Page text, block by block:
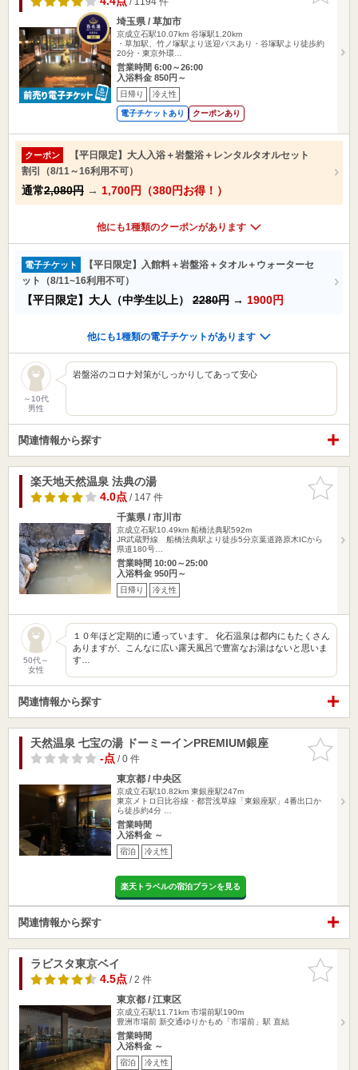
埼玉県 / 草加市
京成立石駅10.07km 谷塚駅1.20km
・草加駅、竹ノ塚駅より送迎バスあり・谷塚駅より徒歩約
20分・東京外環…
営業時間 6:00～26:00
入浴料金 850円～
日帰り 冷え性
電子チケットあり クーポンあり
クーポン
【平日限定】大人入浴＋岩盤浴＋レンタルタオルセット
割引（8/11～16利用不可）
通常2,080円 → 1,700円（380円お得！）
他にも1種類のクーポンがあります
電子チケット
【平日限定】入館料＋岩盤浴＋タオル＋ウォーターセ
ット（8/11~16利用不可）
【平日限定】大人（中学生以上） 2280円 → 1900円
他にも1種類の電子チケットがあります
～10代
男性
岩盤浴のコロナ対策がしっかりしてあって安心
関連情報から探す
お気に入
りに追加
楽天地天然温泉 法典の湯
4.0点/ 147 件
千葉県 / 市川市
京成立石駅10.49km 船橋法典駅592m
JR武蔵野線 船橋法典駅より徒歩5分京葉道路原木ICから
県道180号…
営業時間 10:00～25:00
入浴料金 950円～
日帰り 冷え性
50代～
女性
１０年ほど定期的に通っています。 化石温泉は都内にもたくさん
ありますが、こんなに広い露天風呂で豊富なお湯はないと思いま
す…
関連情報から探す
お気に入
りに追加
天然温泉 七宝の湯 ドーミーインPREMIUM銀座
-点/ 0 件
東京都 / 中央区
京成立石駅10.82km 東銀座駅247m
東京メトロ日比谷線・都営浅草線「東銀座駅」4番出口か
ら徒歩約4分 …
営業時間
入浴料金 ～
宿泊 冷え性
楽天トラベルの宿泊プランを見る
関連情報から探す
お気に入
りに追加
ラビスタ東京ベイ
4.5点/ 2 件
東京都 / 江東区
京成立石駅11.71km 市場前駅190m
豊洲市場前 新交通ゆりかもめ「市場前」駅 直結
営業時間
入浴料金 ～
宿泊 冷え性